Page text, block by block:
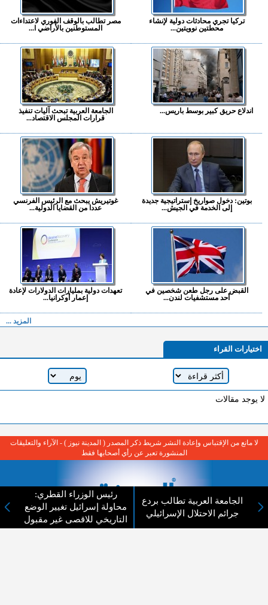
تركيا تجري محادثات دولية لإنشاء
محطتين نوويتين...
مصر تطالب بالوقف الفوري لاعتداءات
المستوطنين بالأراضي ا...
اندلاع حريق كبير بوسط باريس...
الجامعة العربية تبحث آليات تنفيذ
قرارات المجلس الاقتصاد...
بوتين: دخول صواريخ إستراتيجية جديدة
إلى الخدمة في الجيش...
غوتيريش يبحث مع الرئيس الفرنسي
عددا من القضايا الدولية...
القبض على رجل طعن شخصين في
أحد مستشفيات لندن...
تعهدات دولية بمليارات الدولارات لإعادة
إعمار أوكرانيا...
المزيد ...
اختيارات القراء
لا يوجد مقالات
الجامعة العربية تطالب بردع
جرائم الاحتلال الإسرائيلي
رئيس الوزراء القطري:
محاولة إسرائيل تغيير الوضع
التاريخي للاقصى غير مقبول
لا مانع من الإقتباس وإعادة النشر شريط ذكر المصدر ( المدينة نيوز ) - الآراء والتعليقات
المنشورة تعبر عن رأي أصحابها فقط